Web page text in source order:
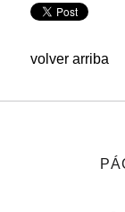
volver arriba